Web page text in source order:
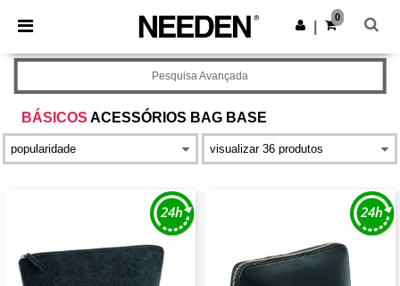
× App Needen
Melhores preços na app!
Obter app
0
BÁSICOS ACESSÓRIOS BAG BASE
Pesquisa Avançada